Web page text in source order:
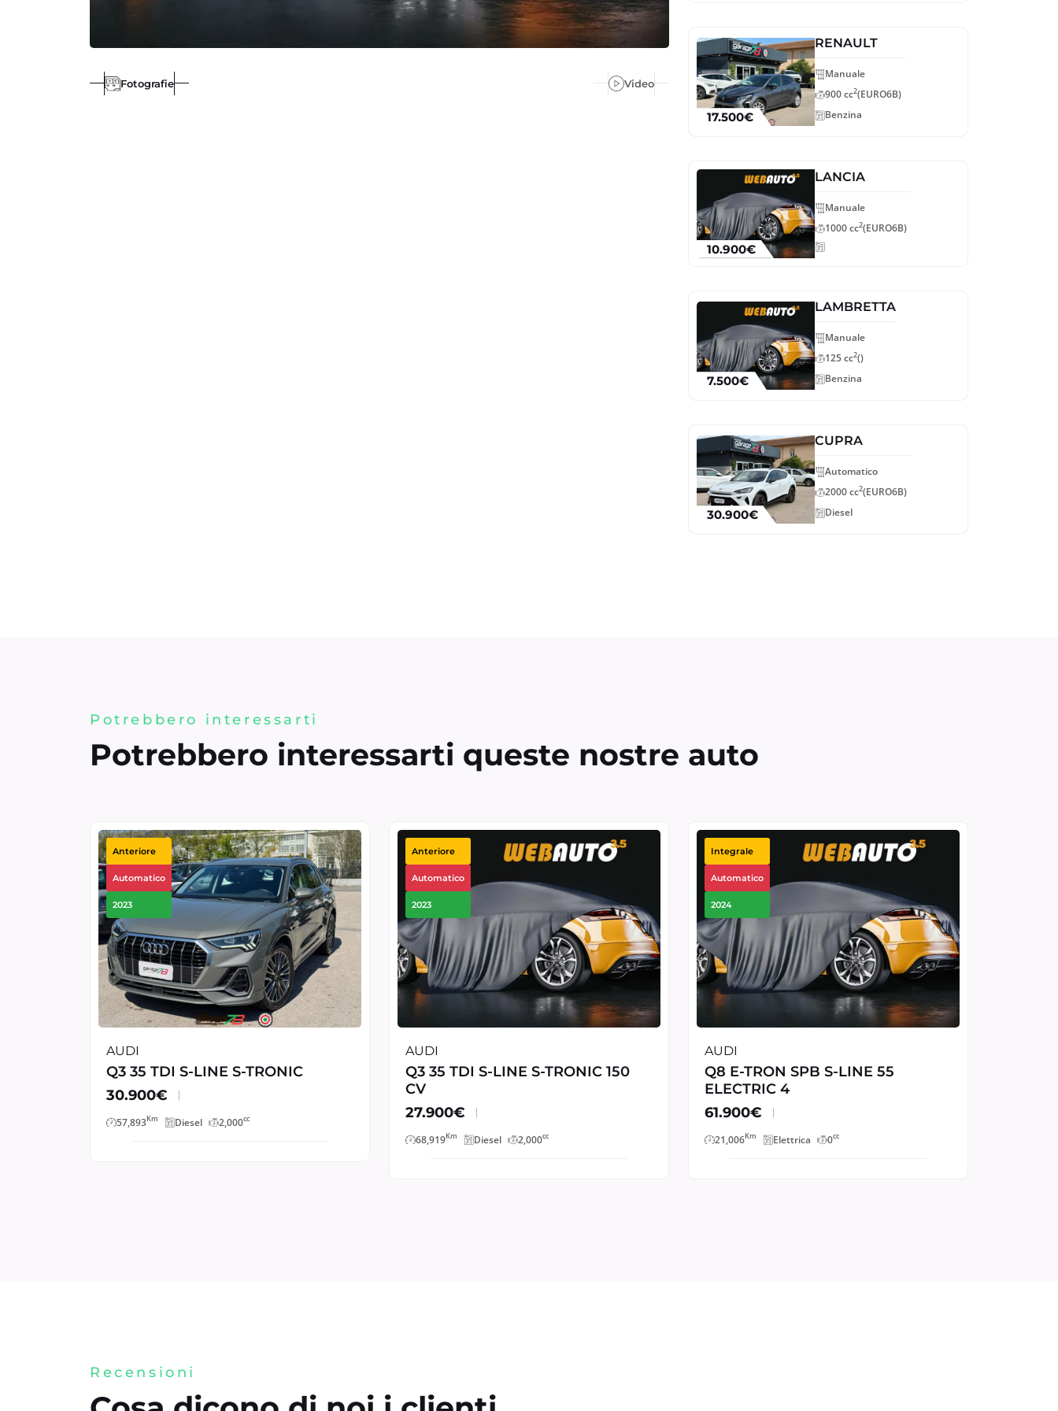
Fotografie Video
17.500€
RENAULT
Manuale
900 cc2(EURO6B)
Benzina
10.900€
LANCIA
Manuale
1000 cc2(EURO6B)
7.500€
LAMBRETTA
Manuale
125 cc2()
Benzina
30.900€
CUPRA
Automatico
2000 cc2(EURO6B)
Diesel
Potrebbero interessarti
Potrebbero interessarti queste nostre auto
Anteriore
Automatico
2023
AUDI
Q3 35 TDI S-LINE S-TRONIC
30.900€
57,893Km Diesel 2,000cc
Anteriore
Automatico
2023
AUDI
Q3 35 TDI S-LINE S-TRONIC 150
CV
27.900€
68,919Km Diesel 2,000cc
Integrale
Automatico
2024
AUDI
Q8 E-TRON SPB S-LINE 55
ELECTRIC 4
61.900€
21,006Km Elettrica 0cc
Recensioni